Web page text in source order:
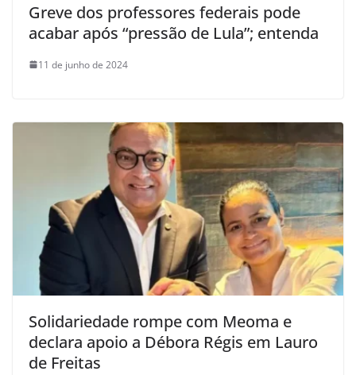
Greve dos professores federais pode
acabar após “pressão de Lula”; entenda
11 de junho de 2024
Solidariedade rompe com Meoma e
declara apoio a Débora Régis em Lauro
de Freitas